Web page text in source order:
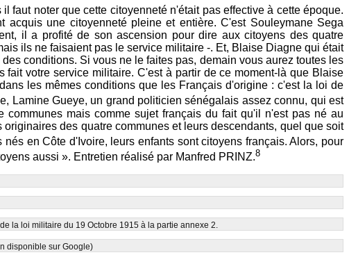
noter que cette citoyenneté n'était pas effective à cette époque.
une citoyenneté pleine et entière. C'est Souleymane Sega
il a profité de son ascension pour dire aux citoyens des quatre
ils ne faisaient pas le service militaire -. Et, Blaise Diagne qui était
conditions. Si vous ne le faites pas, demain vous aurez toutes les
votre service militaire. C'est à partir de ce moment-là que Blaise
les mêmes conditions que les Français d'origine : c'est la loi de
Lamine Gueye, un grand politicien sénégalais assez connu, qui est
mais comme sujet français du fait qu'il n'est pas né au
des quatre communes et leurs descendants, quel que soit
en Côte d'Ivoire, leurs enfants sont citoyens français. Alors, pour
aussi ». Entretien réalisé par Manfred PRINZ.8
la loi militaire du 19 Octobre 1915 à la partie annexe 2.
disponible sur Google)